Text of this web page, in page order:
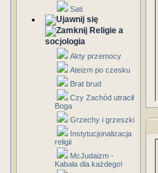
Sati
Religie a
socjologia
Akty przemocy
Ateizm po czesku
Brat brud
Czy Zachód utracił
Boga
Grzechy i grzeszki
Instytucjonalizacja
religii
McJudaizm -
Kabała dla każdego!